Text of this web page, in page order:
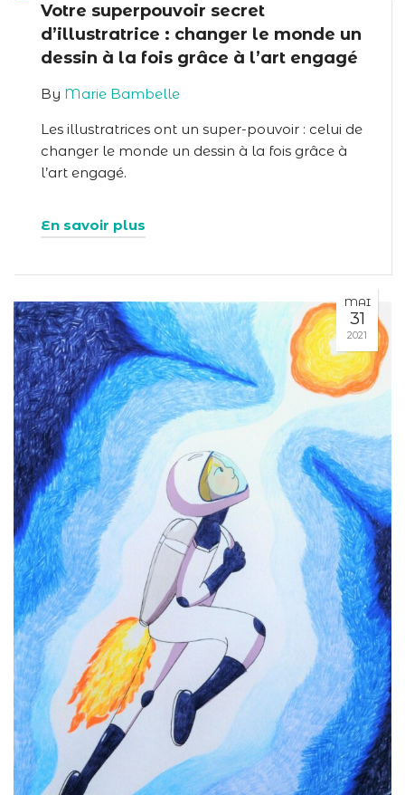
Votre superpouvoir secret
d’illustratrice : changer le monde un
dessin à la fois grâce à l’art engagé
By Marie Bambelle
Les illustratrices ont un super-pouvoir : celui de
changer le monde un dessin à la fois grâce à
l’art engagé.
En savoir plus
MAI
31
2021